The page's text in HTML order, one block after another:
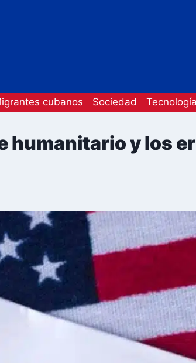
cubanos Sociedad Tecnología
humanitario y los